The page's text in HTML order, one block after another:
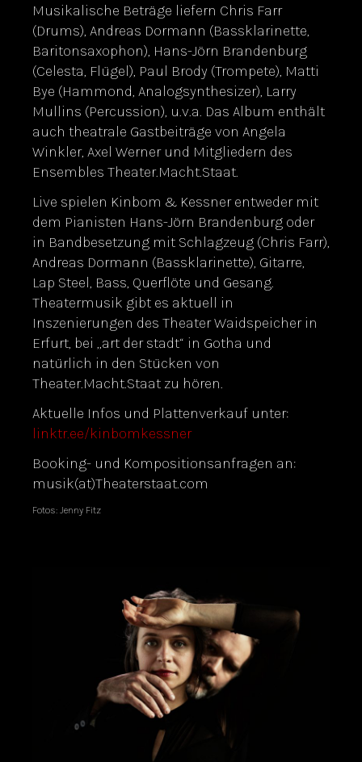
Musikalische Beträge liefern Chris Farr
(Drums), Andreas Dormann (Bassklarinette,
Baritonsaxophon), Hans-Jörn Brandenburg
(Celesta, Flügel), Paul Brody (Trompete), Matti
Bye (Hammond, Analogsynthesizer), Larry
Mullins (Percussion), u.v.a. Das Album enthält
auch theatrale Gastbeiträge von Angela
Winkler, Axel Werner und Mitgliedern des
Ensembles Theater.Macht.Staat.
Live spielen Kinbom & Kessner entweder mit
dem Pianisten Hans-Jörn Brandenburg oder
in Bandbesetzung mit Schlagzeug (Chris Farr),
Andreas Dormann (Bassklarinette), Gitarre,
Lap Steel, Bass, Querflöte und Gesang.
Theatermusik gibt es aktuell in
Inszenierungen des Theater Waidspeicher in
Erfurt, bei „art der stadt“ in Gotha und
natürlich in den Stücken von
Theater.Macht.Staat zu hören.
Aktuelle Infos und Plattenverkauf unter:
linktr.ee/kinbomkessner
Booking- und Kompositionsanfragen an:
musik(at)Theaterstaat.com
Fotos: Jenny Fitz